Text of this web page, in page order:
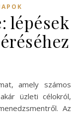
lépések
üzleti célokról,
Az